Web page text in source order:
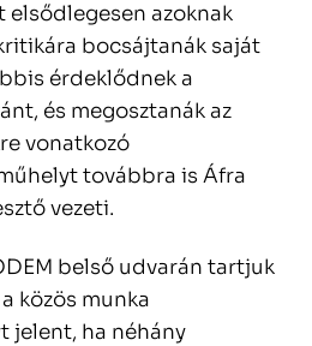
elsődlegesen azoknak
bocsájtanák saját
érdeklődnek a
és megosztanák az
vonatkozó
továbbra is Áfra
vezeti.
belső udvarán tartjuk
közös munka
jelent, ha néhány